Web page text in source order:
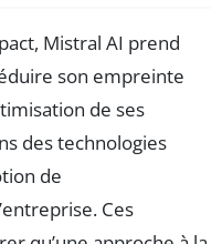
Mistral AI prend
son empreinte
de ses
des technologies
de
Ces